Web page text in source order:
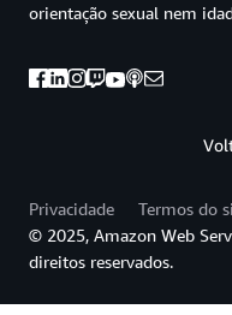
orientação sexual nem
Privacidade Termos do
© 2025, Amazon Web
direitos reservados.